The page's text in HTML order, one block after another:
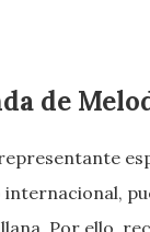
de